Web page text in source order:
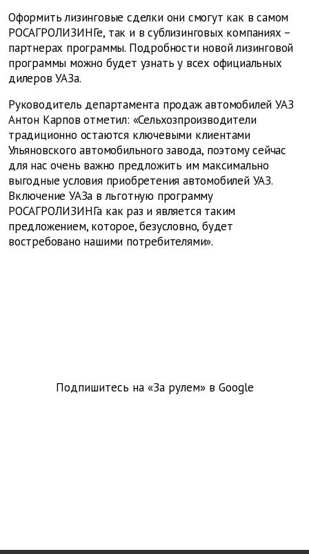
Оформить лизинговые сделки они смогут как в самом
РОСАГРОЛИЗИНГе, так и в сублизинговых компаниях –
партнерах программы. Подробности новой лизинговой
программы можно будет узнать у всех официальных
дилеров УАЗа.
Руководитель департамента продаж автомобилей УАЗ
Антон Карпов отметил: «Сельхозпроизводители
традиционно остаются ключевыми клиентами
Ульяновского автомобильного завода, поэтому сейчас
для нас очень важно предложить им максимально
выгодные условия приобретения автомобилей УАЗ.
Включение УАЗа в льготную программу
РОСАГРОЛИЗИНГа как раз и является таким
предложением, которое, безусловно, будет
востребовано нашими потребителями».
Подпишитесь на «За рулем» в Google